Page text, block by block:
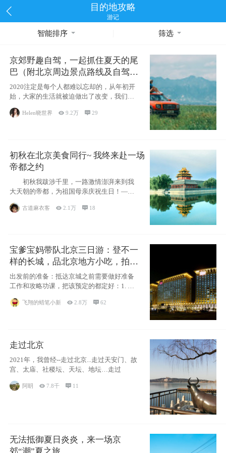
目的地攻略
游记
智能排序 筛选
京郊野趣自驾，一起抓住夏天的尾
巴（附北京周边景点路线及自驾攻
略）
2020注定是每个人都难以忘却的，从年初开
始，大家的生活就被迫做出了改变，我们也
不例外。本来双双辞职是为
Helen晓世界 9.2万 29
初秋在北京美食同行~ 我终来赴一场
帝都之约
初秋我跋涉千里，一路激情澎湃来到我
大天朝的帝都，为祖国母亲庆祝生日！——
古道麻衣客 2.1万  18
宝爹宝妈带队北京三日游：登不一
样的长城，品北京地方小吃，拍盘
古七星夜景！
出发前的准备：抵达京城之前需要做好准备
工作和攻略功课，把该预定的都定好：1. 酒
飞翔的蜡笔小新 2.8万 62
走过北京
2021年，我曾经--走过北京...走过天安门、故
宫、太庙、社稷坛、天坛、地坛…走过
阿眀 7.8千  11
无法抵御夏日炎炎，来一场京